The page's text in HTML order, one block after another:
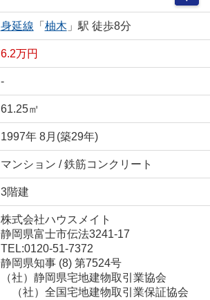
身延線 「 柚木 」駅 徒歩8分
6.2万円
-
61.25㎡
1997年 8月(築29年)
マンション / 鉄筋コンクリート
3階建
株式会社ハウスメイト
静岡県富士市伝法3241-17
TEL:0120-51-7372
静岡県知事 (8) 第7524号
（社）静岡県宅地建物取引業協会
（社）全国宅地建物取引業保証協会